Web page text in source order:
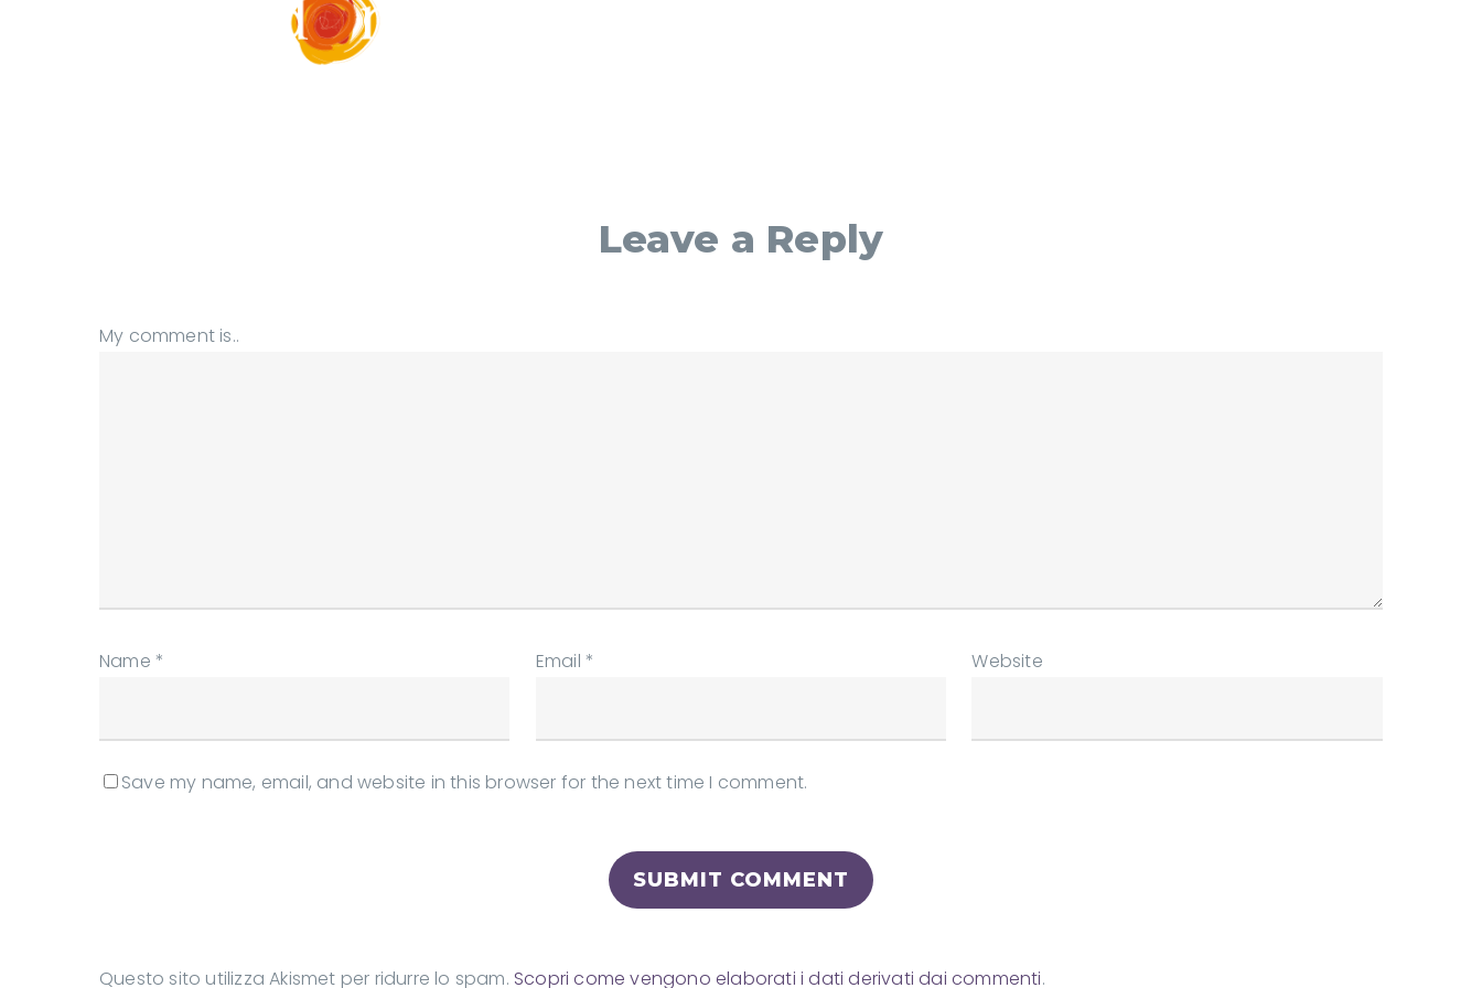
Leave a Reply
My comment is..
Name * Email * Website
Save my name, email, and website in this browser for the next time I comment.
Questo sito utilizza Akismet per ridurre lo spam. Scopri come vengono elaborati i dati derivati dai commenti.